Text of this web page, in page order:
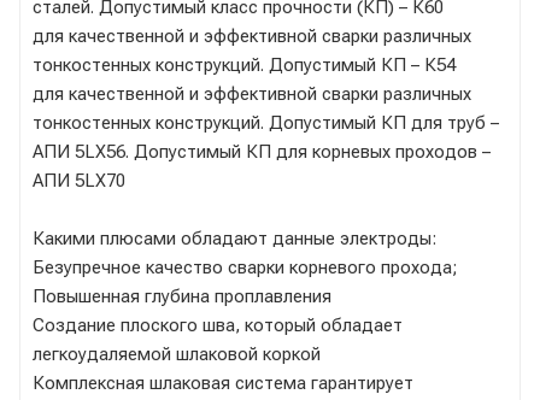
сталей. Допустимый класс прочности (КП) – К60
для качественной и эффективной сварки различных
тонкостенных конструкций. Допустимый КП – К54
для качественной и эффективной сварки различных
тонкостенных конструкций. Допустимый КП для труб –
АПИ 5LX56. Допустимый КП для корневых проходов –
АПИ 5LX70
Какими плюсами обладают данные электроды:
Безупречное качество сварки корневого прохода;
Повышенная глубина проплавления
Создание плоского шва, который обладает
легкоудаляемой шлаковой коркой
Комплексная шлаковая система гарантирует